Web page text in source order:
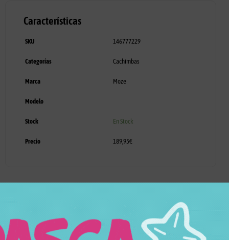
Características
SKU 146777229
Categorías Cachimbas
Marca Moze
Modelo
Stock En Stock
Precio 189,95€